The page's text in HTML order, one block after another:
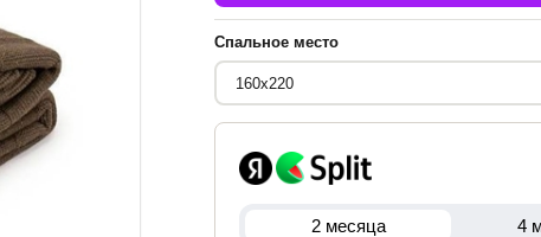
Спальное место
2 месяца 4